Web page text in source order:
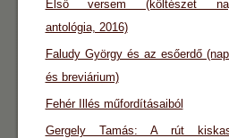
Első versem (költészet
antológia, 2016)
Faludy György és az esőerdő
és breviárium)
Fehér Illés műfordításaiból
Gergely Tamás: A rút